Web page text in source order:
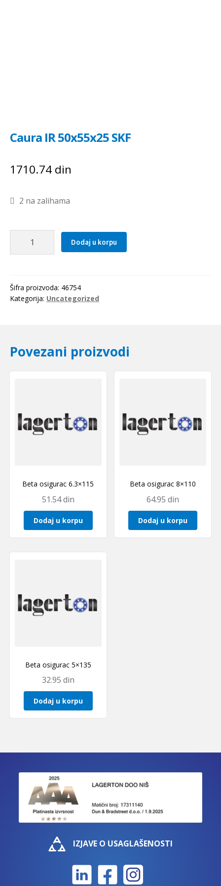
Caura IR 50x55x25 SKF
1710.74 din
2 na zalihama
količina
Dodaj u korpu
Šifra proizvoda: 46754
Kategorija: Uncategorized
Povezani proizvodi
Beta osigurac 6.3×115
51.54din
Dodaj u korpu
Beta osigurac 8×110
64.95din
Dodaj u korpu
Beta osigurac 5×135
32.95 din
Dodaj u korpu
IZJAVE O USAGLAŠENOSTI